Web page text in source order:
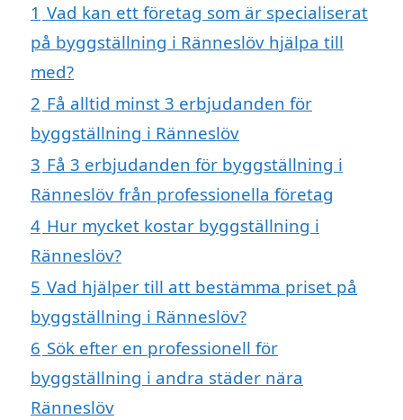
1 Vad kan ett företag som är specialiserat
på byggställning i Ränneslöv hjälpa till
med?
2 Få alltid minst 3 erbjudanden för
byggställning i Ränneslöv
3 Få 3 erbjudanden för byggställning i
Ränneslöv från professionella företag
4 Hur mycket kostar byggställning i
Ränneslöv?
5 Vad hjälper till att bestämma priset på
byggställning i Ränneslöv?
6 Sök efter en professionell för
byggställning i andra städer nära
Ränneslöv